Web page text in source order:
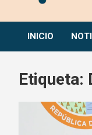
Alerta
INICIO
Etiqueta: